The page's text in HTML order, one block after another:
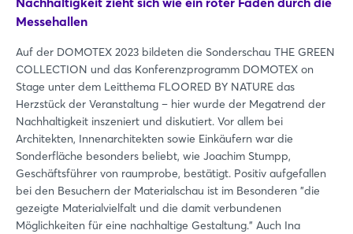
Messehallen
Auf der DOMOTEX 2023 bildeten die Sonderschau THE GREEN
COLLECTION und das Konferenzprogramm DOMOTEX on
Stage unter dem Leitthema FLOORED BY NATURE das
Herzstück der Veranstaltung – hier wurde der Megatrend der
Nachhaltigkeit inszeniert und diskutiert. Vor allem bei
Architekten, Innenarchitekten sowie Einkäufern war die
Sonderfläche besonders beliebt, wie Joachim Stumpp,
Geschäftsführer von raumprobe, bestätigt. Positiv aufgefallen
bei den Besuchern der Materialschau ist im Besonderen "die
gezeigte Materialvielfalt und die damit verbundenen
Möglichkeiten für eine nachhaltige Gestaltung." Auch Ina